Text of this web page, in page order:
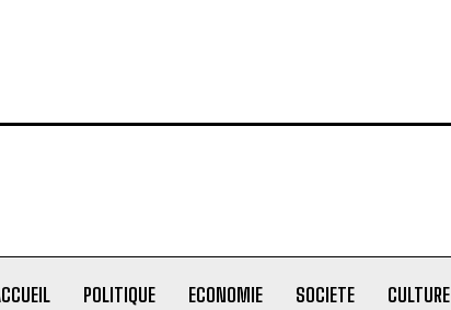
POLITIQUE ECONOMIE SOCIETE CULTURE